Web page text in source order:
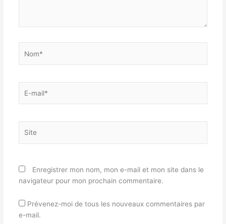
mail*
Enregistrer mon nom, mon e-mail et mon site dans le
navigateur pour mon prochain commentaire.
Prévenez-moi de tous les nouveaux commentaires par
e-mail.